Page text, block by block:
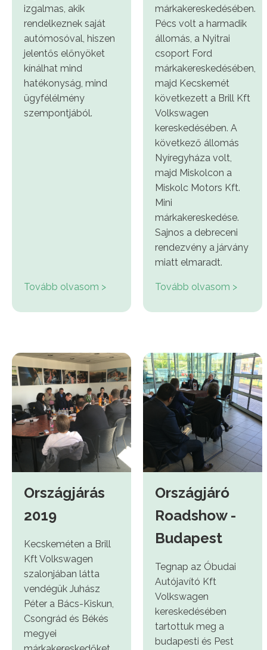
izgalmas, akik
rendelkeznek saját
autómosóval, hiszen
jelentős előnyöket
kínálhat mind
hatékonyság, mind
ügyfélélmény
szempontjából.
Tovább olvasom >
márkakereskedésében.
Pécs volt a harmadik
állomás, a Nyitrai
csoport Ford
márkakereskedésében,
majd Kecskemét
következett a Brill Kft
Volkswagen
kereskedésében. A
következő állomás
Nyíregyháza volt,
majd Miskolcon a
Miskolc Motors Kft.
Mini
márkakereskedése.
Sajnos a debreceni
rendezvény a járvány
miatt elmaradt.
Tovább olvasom >
Országjárás
2019
Kecskeméten a Brill
Kft Volkswagen
szalonjában látta
vendégük Juhász
Péter a Bács-Kiskun,
Csongrád és Békés
megyei
Országjáró
Roadshow -
Budapest
Tegnap az Óbudai
Autójavító Kft
Volkswagen
kereskedésében
tartottuk meg a
budapesti és Pest